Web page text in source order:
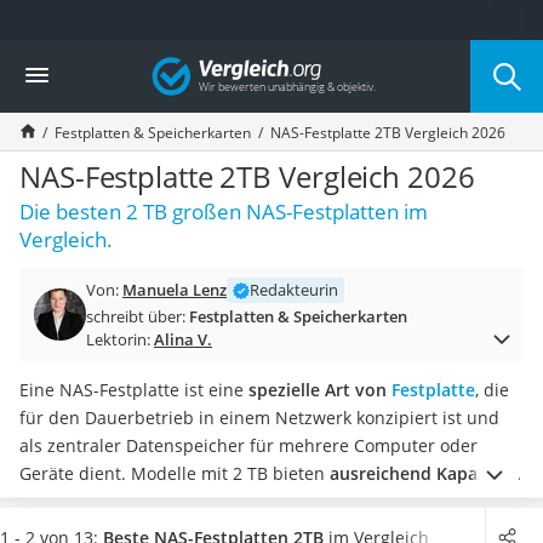
Die beliebtesten Vergleiche nach Kategorie
Elektronik
Powerstation
Monitor 32 Zoll 4K
Fernseher
Drucker
Desktop-PC
Monitor
Laser-Multifunktionsdrucker
Powerline-Adapter
Gaming-PC
Soundbar
17-Zoll-Laptop
Satellitenschüssel
Gaming-Headset
Schnurloses Telefon
Vergleich
Festplatten & Speicherkarten NAS-Festplatte 2TB Vergleich 2026
NAS-Festplatte 2TB Vergleich 2026
Die besten 2 TB großen NAS-Festplatten im
Vergleich.
Von: Manuela Lenz
Redakteurin
schreibt über: Festplatten & Speicherkarten
Lektorin:Alina V.
Eine NAS-Festplatte ist eine spezielle Art von Festplatte, die
für den Dauerbetrieb in einem Netzwerk konzipiert ist und
als zentraler Datenspeicher für mehrere Computer oder
Geräte dient. Modelle mit 2 TB bieten ausreichend Kapazität
für Backups, Multimedia-Sammlungen und Dokumente,
ohne unnötig großen Speicher zu verschwenden. Gängige
1 - 2 von 13: Beste NAS-Festplatten 2TB im Vergleich